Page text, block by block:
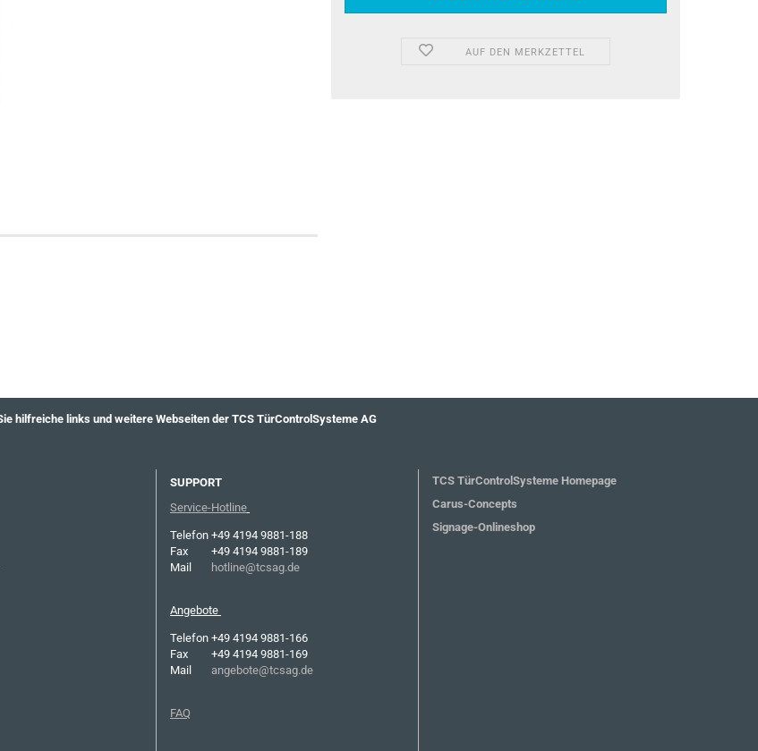
AUF DEN MERKZETTEL
hilfreiche links und weitere Webseiten der TCS TürControlSysteme AG
SUPPORT
Service-Hotline
Telefon +49 4194 9881-188
Fax
+49 4194 9881-189
Mail
hotline@tcsag.de
Angebote
Telefon +49 4194 9881-166
Fax
+49 4194 9881-169
Mail
angebote@tcsag.de
FAQ
TCS TürControlSysteme Homepage
Carus-Concepts
Signage-Onlineshop